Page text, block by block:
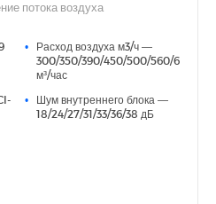
потока воздуха
блока
на минимальной
освещенности
класса А+++
и наружного блоков
•
Расход воздуха м3/ч —
300/350/390/450/500/560/620
м³/час
•
Шум внутреннего блока —
18/24/27/31/33/36/38 дБ